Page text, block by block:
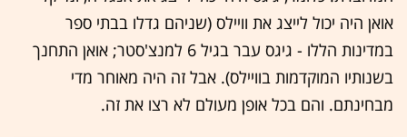
אואן היה יכול לייצג את וויילס (שניהם גדלו בבתי ספר
במדינות הללו - גיגס עבר בגיל 6 למנצ'סטר; אואן התחנך
בשנותיו המוקדמות בוויילס). אבל זה היה מאוחר מדי
מבחינתם. והם בכל אופן מעולם לא רצו את זה.